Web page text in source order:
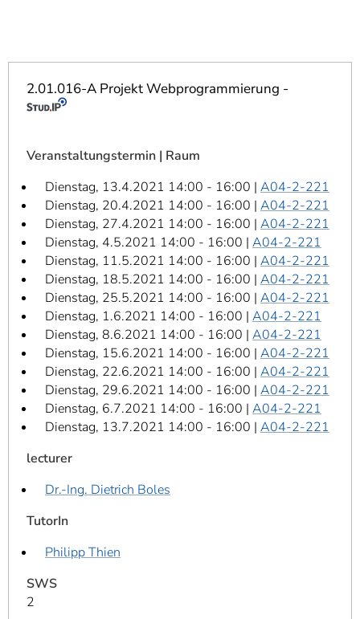
2.01.016-A Projekt Webprogrammierung -
Veranstaltungstermin | Raum
Dienstag, 13.4.2021 14:00 - 16:00 | A04-2-221
Dienstag, 20.4.2021 14:00 - 16:00 | A04-2-221
Dienstag, 27.4.2021 14:00 - 16:00 | A04-2-221
Dienstag, 4.5.2021 14:00 - 16:00 | A04-2-221
Dienstag, 11.5.2021 14:00 - 16:00 | A04-2-221
Dienstag, 18.5.2021 14:00 - 16:00 | A04-2-221
Dienstag, 25.5.2021 14:00 - 16:00 | A04-2-221
Dienstag, 1.6.2021 14:00 - 16:00 | A04-2-221
Dienstag, 8.6.2021 14:00 - 16:00 | A04-2-221
Dienstag, 15.6.2021 14:00 - 16:00 | A04-2-221
Dienstag, 22.6.2021 14:00 - 16:00 | A04-2-221
Dienstag, 29.6.2021 14:00 - 16:00 | A04-2-221
Dienstag, 6.7.2021 14:00 - 16:00 | A04-2-221
Dienstag, 13.7.2021 14:00 - 16:00 | A04-2-221
lecturer
Dr.-Ing. Dietrich Boles
TutorIn
Philipp Thien
SWS
2